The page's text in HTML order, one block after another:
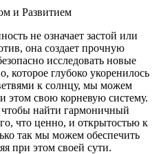
и Развитием
не означает застой или
она создает прочную
исследовать новые
которое глубоко укоренилось
к солнцу, мы можем
этом свою корневую систему.
чтобы найти гармоничный
что ценно, и открытостью к
так мы можем обеспечить
при этом своей сути.